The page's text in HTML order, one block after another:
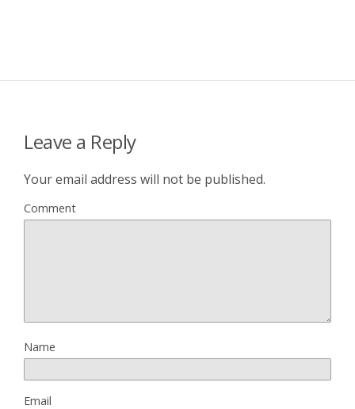
Leave a Reply
Your email address will not be published.
Comment
Name
Email